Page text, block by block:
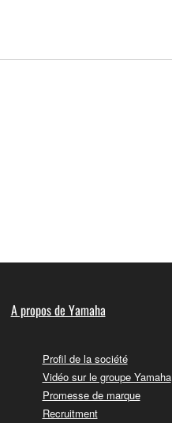
A propos de Yamaha
Profil de la société
Vidéo sur le groupe Yamaha
Promesse de marque
Recruitment